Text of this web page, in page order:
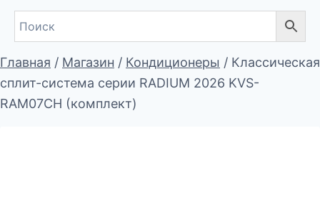
Главная / Магазин / Кондиционеры / Классическая
сплит-система серии RADIUM 2026 KVS-
RAM07CH (комплект)